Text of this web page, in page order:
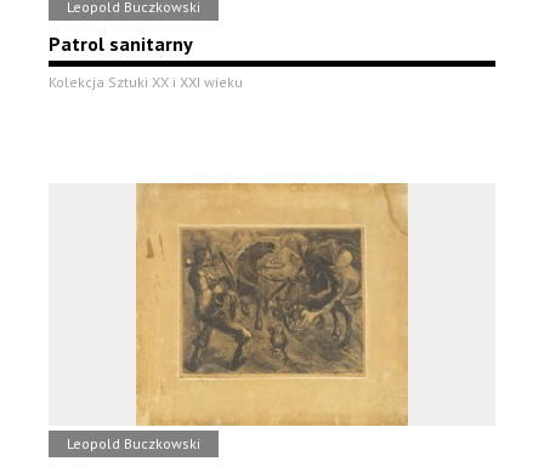
Leopold Buczkowski
Patrol sanitarny
Kolekcja Sztuki XX i XXI wieku
Leopold Buczkowski